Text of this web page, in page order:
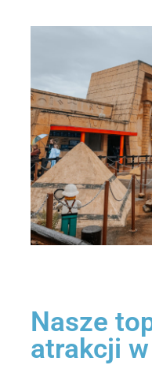
Nasze
atrakcji